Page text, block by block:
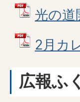
光の
2月カ
広報ふ